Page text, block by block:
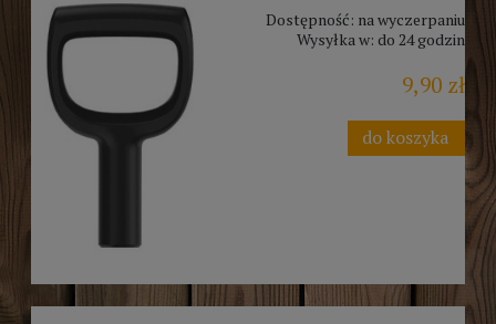
Dostępność: na wyczerpaniu
Wysyłka w: do 24 godzin
9,90 zł
do koszyka